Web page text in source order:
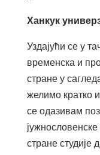
Ханкук
Уздајући се у
временска и
стране у
желимо кратко
се одазивам
стране студије